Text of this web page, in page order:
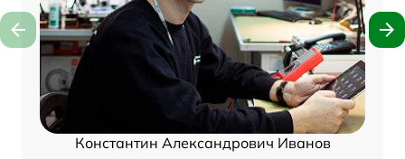
Константин Александрович Иванов